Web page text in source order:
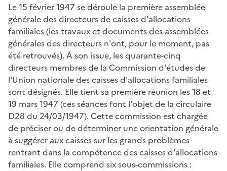
Le 15 février 1947 se déroule la première assemblée
générale des directeurs de caisses d'allocations
familiales (les travaux et documents des assemblées
générales des directeurs n'ont, pour le moment, pas
été retrouvés). À son issue, les quarante-cinq
directeurs membres de la Commission d'études de
l'Union nationale des caisses d'allocations familiales
sont désignés. Elle tient sa première réunion les 18 et
19 mars 1947 (ces séances font l'objet de la circulaire
D28 du 24/03/1947). Cette commission est chargée
de préciser ou de déterminer une orientation générale
à suggérer aux caisses sur les grands problèmes
rentrant dans la compétence des caisses d'allocations
familiales. Elle comprend six sous-commissions :